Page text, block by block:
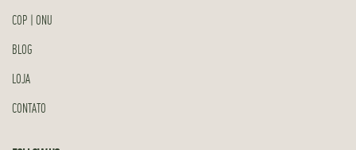
COP | ONU
BLOG
LOJA
CONTATO